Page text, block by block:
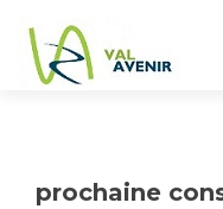
prochaine